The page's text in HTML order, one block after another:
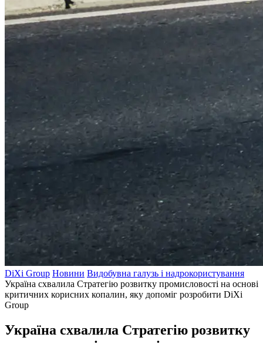
DiXi Group Новини Видобувна галузь і надрокористування
Україна схвалила Стратегію розвитку промисловості на основі
критичних корисних копалин, яку допоміг розробити DiXi
Group
Україна схвалила Стратегію розвитку